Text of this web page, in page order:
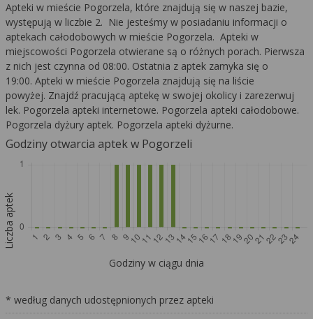
Apteki w mieście Pogorzela, które znajdują się w naszej bazie,
występują w liczbie 2. Nie jesteśmy w posiadaniu informacji o
aptekach całodobowych w mieście Pogorzela. Apteki w
miejscowości Pogorzela otwierane są o różnych porach. Pierwsza
z nich jest czynna od 08:00. Ostatnia z aptek zamyka się o
19:00. Apteki w mieście Pogorzela znajdują się na liście
powyżej. Znajdź pracującą aptekę w swojej okolicy i zarezerwuj
lek. Pogorzela apteki internetowe. Pogorzela apteki całodobowe.
Pogorzela dyżury aptek. Pogorzela apteki dyżurne.
Godziny otwarcia aptek w Pogorzeli
Liczba aptek
Godziny w ciągu dnia
* według danych udostępnionych przez apteki